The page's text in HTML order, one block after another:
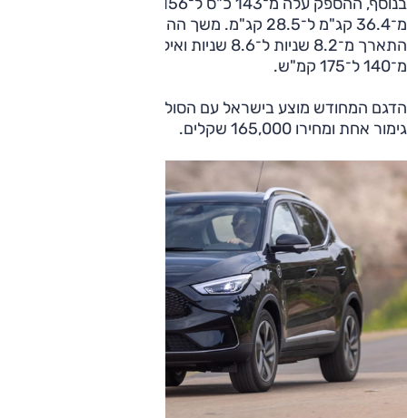
התארך מ־8.2 שניות ל־8.6 שניות ואילו המהירות המרבית עלתה
מ־140 ל־175 קמ"ש.
הדגם המחודש מוצע בישראל עם הסוללה הגדולה יותר ברמת
גימור אחת ומחירו 165,000 שקלים.